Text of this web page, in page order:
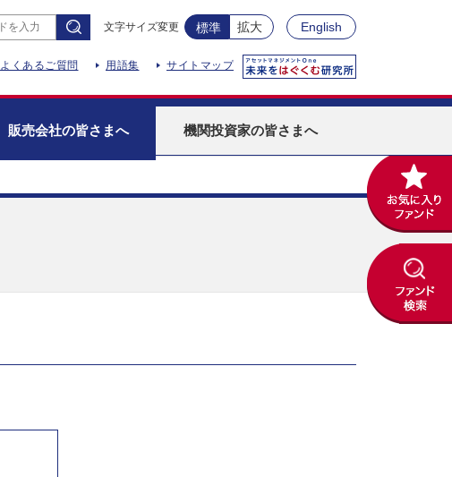
文字サイズ変更 標準 拡大 English
よくあるご質問 用語集 サイトマップ
販売会社の皆さまへ 機関投資家の皆さまへ